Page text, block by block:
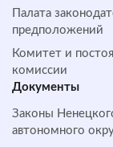
Палата
предположений
Комитет и
комиссии
Документы
Законы
автономного